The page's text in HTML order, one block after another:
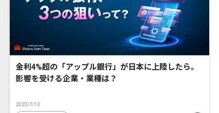
金利4%超の「アップル銀行」が日本に上陸したら。
影響を受ける企業・業種は？
2023/7/13